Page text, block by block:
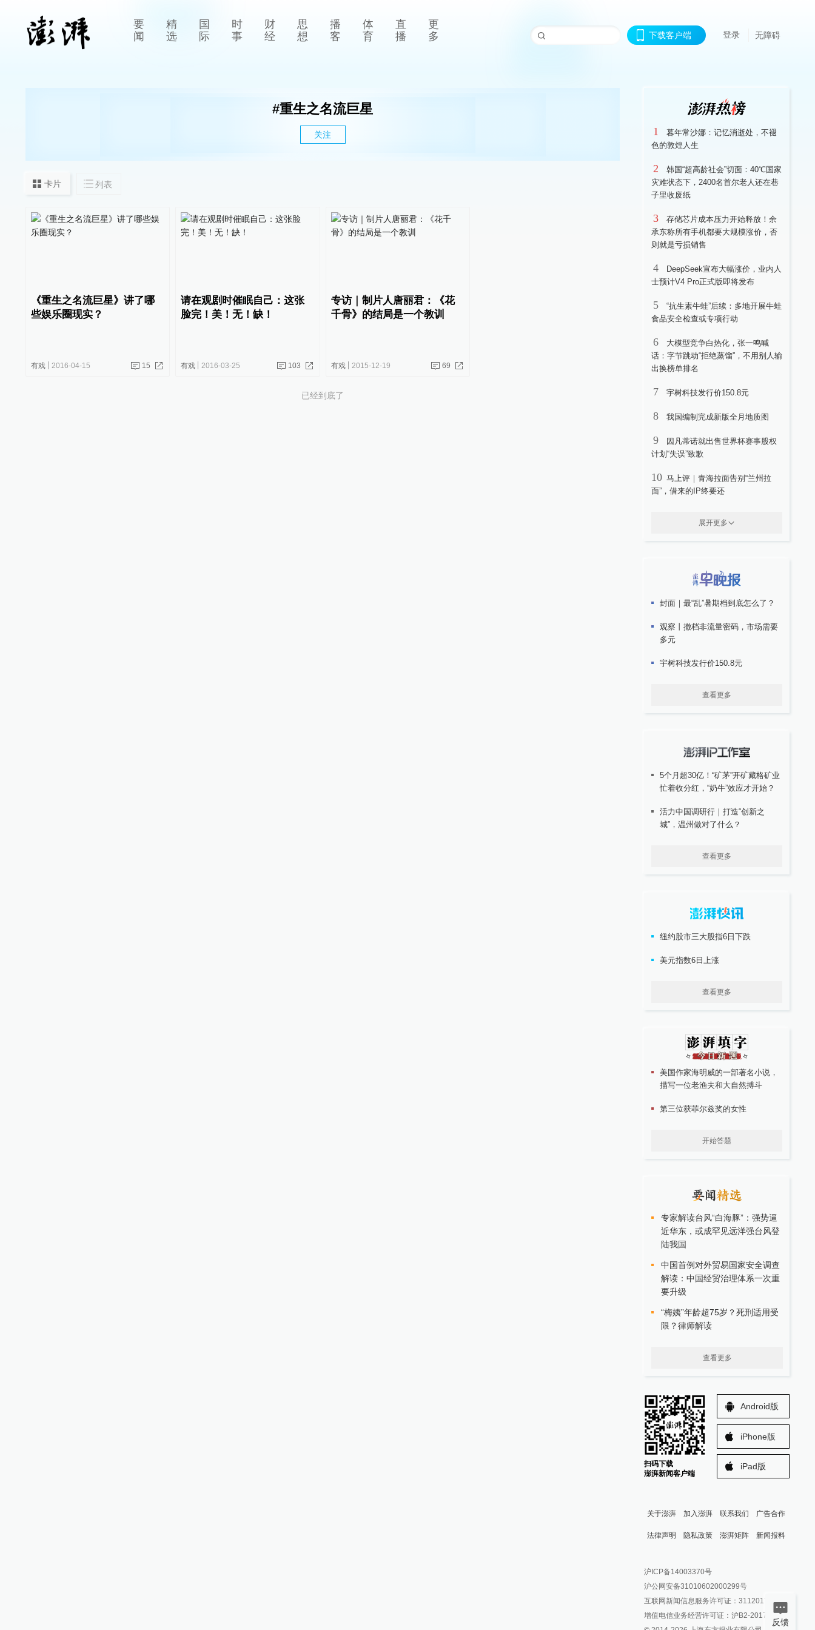
要
闻
精
选
国
际
时
事
财
经
思
想
播
客
体
育
直
播
更
多
下载客户端 登录 无障碍
#重生之名流巨星
关注
卡片 列表
《重生之名流巨星》讲了哪
些娱乐圈现实？
有戏 2016-04-15 15
请在观剧时催眠自己：这张
脸完！美！无！缺！
有戏 2016-03-25 103
专访｜制片人唐丽君：《花
千骨》的结局是一个教训
有戏 2015-12-19 69
已经到底了
1
暮年常沙娜：记忆消逝处，不褪
色的敦煌人生
2
韩国“超高龄社会”切面：40℃国家
灾难状态下，2400名首尔老人还在巷
子里收废纸
3
存储芯片成本压力开始释放！余
承东称所有手机都要大规模涨价，否
则就是亏损销售
4
DeepSeek宣布大幅涨价，业内人
士预计V4 Pro正式版即将发布
5
“抗生素牛蛙”后续：多地开展牛蛙
食品安全检查或专项行动
6
大模型竞争白热化，张一鸣喊
话：字节跳动“拒绝蒸馏”，不用别人输
出换榜单排名
7 宇树科技发行价150.8元
8 我国编制完成新版全月地质图
9
因凡蒂诺就出售世界杯赛事股权
计划“失误”致歉
10 马上评｜青海拉面告别“兰州拉
面”，借来的IP终要还
展开更多
封面｜最“乱”暑期档到底怎么了？
观察丨撤档非流量密码，市场需要
多元
宇树科技发行价150.8元
查看更多
5个月超30亿！“矿茅”开矿藏格矿业
忙着收分红，“奶牛”效应才开始？
活力中国调研行｜打造“创新之
城”，温州做对了什么？
查看更多
纽约股市三大股指6日下跌
美元指数6日上涨
查看更多
美国作家海明威的一部著名小说，
描写一位老渔夫和大自然搏斗
第三位获菲尔兹奖的女性
开始答题
专家解读台风“白海豚”：强势逼
近华东，或成罕见远洋强台风登
陆我国
中国首例对外贸易国家安全调查
解读：中国经贸治理体系一次重
要升级
“梅姨”年龄超75岁？死刑适用受
限？律师解读
查看更多
扫码下载
澎湃新闻客户端
Android版
iPhone版
iPad版
关于澎湃 加入澎湃 联系我们 广告合作
法律声明 隐私政策 澎湃矩阵
澎湃新闻公众号
澎湃新闻抖音号
派生万物开放平台
新闻报料
报料邮箱: news@thepaper.cn
沪ICP备14003370号
沪公网安备31010602000299号
互联网新闻信息服务许可证：31120170006
增值电信业务经营许可证：沪B2-2017116
反馈